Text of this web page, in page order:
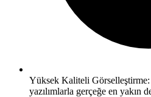
Yüksek Kaliteli
yazılımlarla gerçeğe en yakın